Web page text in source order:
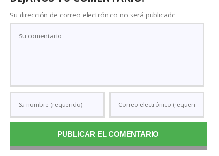
Su dirección de correo electrónico no será publicado.